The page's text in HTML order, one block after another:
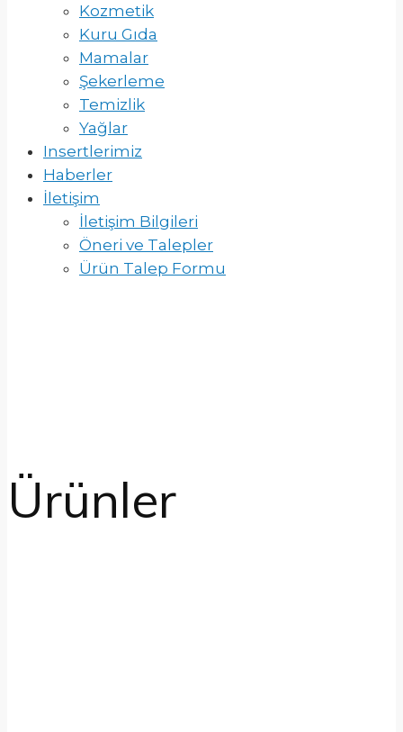
Kozmetik
Kuru Gıda
Mamalar
Şekerleme
Temizlik
Yağlar
Insertlerimiz
Haberler
İletişim
İletişim Bilgileri
Öneri ve Talepler
Ürün Talep Formu
Ürünler